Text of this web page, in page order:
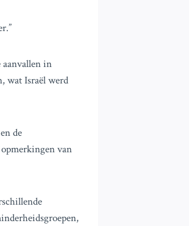
aanvallen in
wat Israël werd
de
van